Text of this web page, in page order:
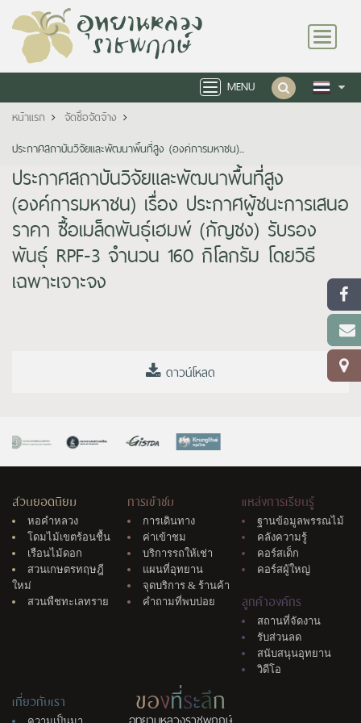
Toggle
navigation
MENU
Toggle
navigation
หน้าแรก
จัดซื้อจัดจ้าง
ประกาศสถาบันวิจัยและพัฒนาพื้นที่สูง (องค์การมหาชน)...
ประกาศสถาบันวิจัยและพัฒนาพื้นที่สูง
(องค์การมหาชน) เรื่อง ประกาศผู้ชนะการเสนอ
ราคา ซื้อเมล็ดพันธุ์เฮมพ์ (กัญชง) รับรอง
พันธุ์ RPF-3 จำนวน 160 กิโลกรัม โดยวิธี
เฉพาะเจาะจง
ดาวน์โหลด
สวนยอดนิยม
หอคำหลวง
โดมไม้เขตร้อนชื้น
เรือนไม้ดอก
สวนเกษตรทฤษฎี
ใหม่
สวนพืชทะเลทราย
การเข้าชม
การเดินทาง
ค่าเข้าชม
บริการรถให้เช่า
แผนที่อุทยาน
จุดบริการ & ร้านค้า
คำถามที่พบบ่อย
แหล่งการเรียนรู้
ฐานข้อมูลพรรณไม้
คลังความรู้
คอร์สเด็ก
คอร์สผู้ใหญ่
ลูกค้าองค์กร
สถานที่จัดงาน
รับส่วนลด
สนับสนุนอุทยาน
วิดีโอ
เกี่ยวกับเรา ของที่ระลึก